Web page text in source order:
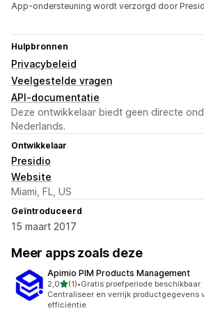
App-ondersteuning wordt verzorgd door
Hulpbronnen
Privacybeleid
Veelgestelde vragen
API-documentatie
Deze ontwikkelaar biedt geen directe
Nederlands.
Ontwikkelaar
Presidio
Website
Miami, FL, US
Geïntroduceerd
15 maart 2017
Meer apps zoals deze
Apimio PIM Products Management
2,0van 5 sterren
(1)
1 recensies in totaal
•Gratis proefperiode beschikbaar
Centraliseer en verrijk productgegevens
efficiëntie